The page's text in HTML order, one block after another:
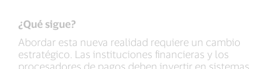
¿Qué sigue?
Abordar esta nueva realidad requiere un cambio
estratégico. Las instituciones financieras y los
procesadores de pagos deben invertir en sistemas